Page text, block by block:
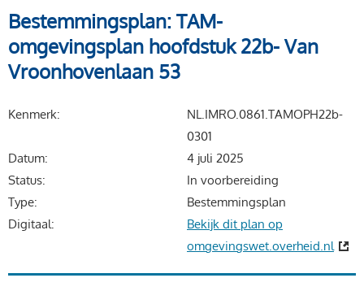
Bestemmingsplan: TAM-
omgevingsplan hoofdstuk 22b- Van
Vroonhovenlaan 53
Kenmerk
NL.IMRO.0861.TAMOPH22b-
0301
Datum
4 juli 2025
Status
In voorbereiding
Type
Bestemmingsplan
Digitaal
Bekijk dit plan op
omgevingswet.overheid.nl